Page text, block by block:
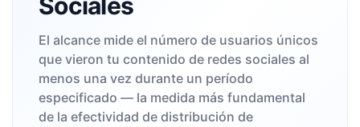
El alcance mide el número de usuarios únicos
que vieron tu contenido de redes sociales al
menos una vez durante un período
especificado — la medida más fundamental
de la efectividad de distribución de